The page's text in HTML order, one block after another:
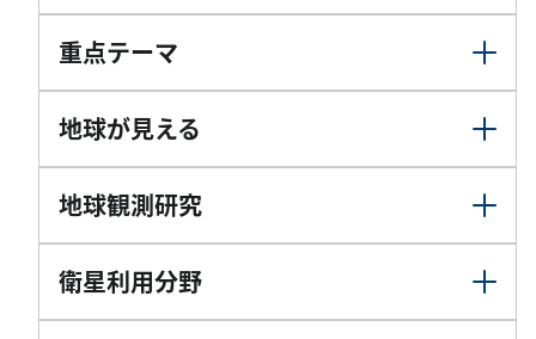
重点テーマ
地球が見える
地球観測研究
衛星利用分野